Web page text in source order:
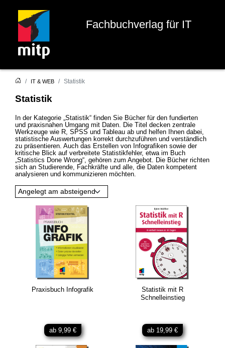
Fachbuchverlag für IT
IT & WEB Statistik
Statistik
In der Kategorie „Statistik“ finden Sie Bücher für den fundierten
und praxisnahen Umgang mit Daten. Die Titel decken zentrale
Werkzeuge wie R, SPSS und Tableau ab und helfen Ihnen dabei,
statistische Auswertungen korrekt durchzuführen und verständlich
zu präsentieren. Auch das Erstellen von Infografiken sowie der
kritische Blick auf verbreitete Statistikfehler, etwa im Buch
„Statistics Done Wrong“, gehören zum Angebot. Die Bücher richten
sich an Studierende, Fachkräfte und alle, die Daten kompetent
analysieren und kommunizieren möchten.
Angelegt am absteigend
Praxisbuch Infografik
ab 9,99 €
Statistik mit R
Schnelleinstieg
ab 19,99 €